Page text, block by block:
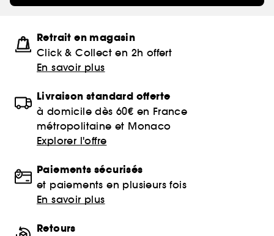
Retrait en magasin
Click & Collect en 2h offert
En savoir plus
Livraison standard offerte
à domicile dès 60€ en France
métropolitaine et Monaco
Explorer l'offre
Paiements sécurisés
et paiements en plusieurs fois
En savoir plus
Retours